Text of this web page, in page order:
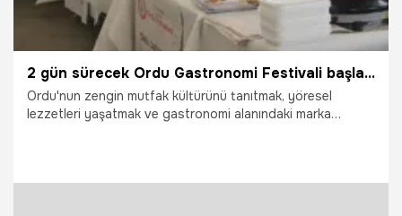
2 gün sürecek Ordu Gastronomi Festivali başladı
Ordu'nun zengin mutfak kültürünü tanıtmak, yöresel
lezzetleri yaşatmak ve gastronomi alanındaki marka